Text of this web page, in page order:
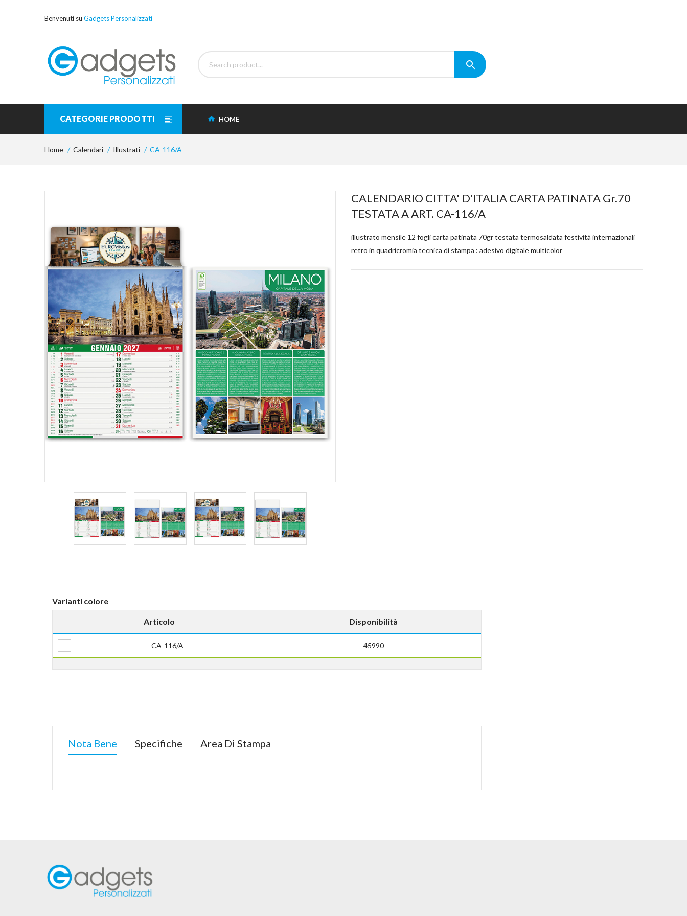
Benvenuti su Gadgets Personalizzati
CATEGORIE PRODOTTI HOME
Home Calendari Illustrati CA-116/A
CALENDARIO CITTA' D'ITALIA CARTA PATINATA Gr.70
TESTATA A ART. CA-116/A
illustrato mensile 12 fogli carta patinata 70gr testata termosaldata festività internazionali
retro in quadricromia tecnica di stampa : adesivo digitale multicolor
Varianti colore
Articolo Disponibilità
CA-116/A 45990
Nota Bene Specifiche Area Di Stampa